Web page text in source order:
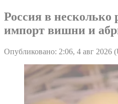
Россия в несколько
импорт вишни и
Опубликовано: 2:06, 4 авг 2026